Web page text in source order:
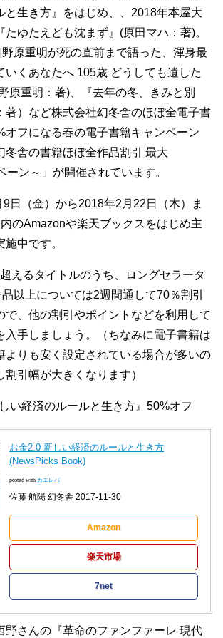
と生き方』をはじめ、、2018年本屋大
たゆたえども沈まず』(原田マハ：著)。
原重明が死の直前まで語った、渾身最
いくあなたへ 105歳 どうしても遺した
原重明：著)、『去年の冬、きみと別
著）など株式会社幻冬舎のほぼ全電子書
オフになる春の電子書籍キャンペーン
冬舎の書籍ほぼ全作品割引 最大
ーン～」が開催されています。
日（金）から2018年2月22日（木）ま
のAmazonや楽天ブックスをはじめ主
中です。
えるタイトルのうち、ロングセラータ
以上については2週間通して70％割引
で、他の割引やポイントなどを利用して
入手しましょう。（ちなみに電子書籍は
よりも安く設定されている場合が多いの
引幅が大きくなります）
経済のルールと生き方』50%オフ
お金2.0 新しい経済のルールと生き方
(NewsPicks Book)
posted with カエレバ
佐藤 航陽 幻冬舎 2017-11-30
Amazon
楽天市場
7net
さんの『革命のファンファーレ 現代